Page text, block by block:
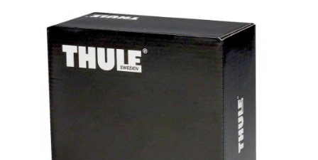
hvězdiček.